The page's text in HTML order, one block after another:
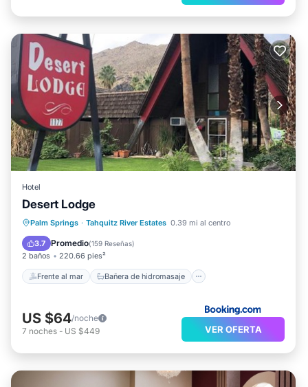
Hotel
Desert Lodge
Palm Springs · Tahquitz River Estates 0.39 mi al centro
3.7 Promedio(159 Reseñas)
2 baños 220.66 pies²
Frente al mar Bañera de hidromasaje
Frente al mar
Bañera de hidromasaje
Aparcamiento
US $64/noche
7 noches - US $449 VER OFERTA